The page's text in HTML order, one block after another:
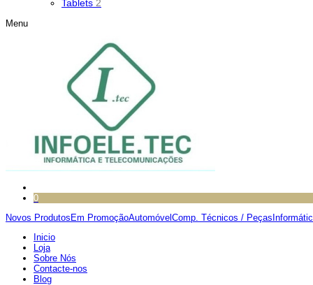
Tablets 2
Menu
0
Novos Produtos Em PromoçãoAutomóvel Comp. Técnicos / Peças
Inicio
Loja
Sobre Nós
Contacte-nos
Blog